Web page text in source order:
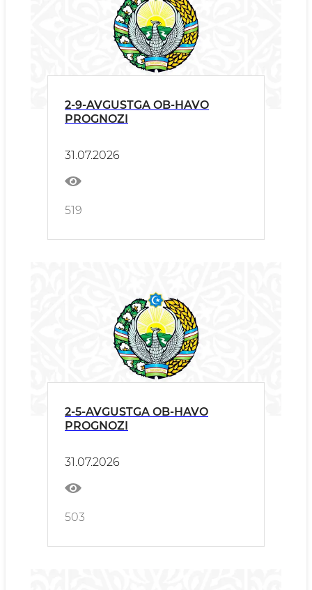
2-9-AVGUSTGA OB-HAVO
PROGNOZI
31.07.2026
519
2-5-AVGUSTGA OB-HAVO
PROGNOZI
31.07.2026
503